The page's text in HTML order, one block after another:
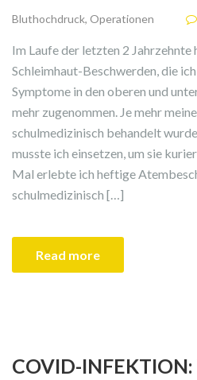
Bluthochdruck, Operationen
Im Laufe der letzten 2 Jahrzehnte
Schleimhaut-Beschwerden, die
Symptome in den oberen und
mehr zugenommen. Je mehr
schulmedizinisch behandelt
musste ich einsetzen, um sie
Mal erlebte ich heftige
schulmedizinisch […]
Read more
COVID-INFEKTION: